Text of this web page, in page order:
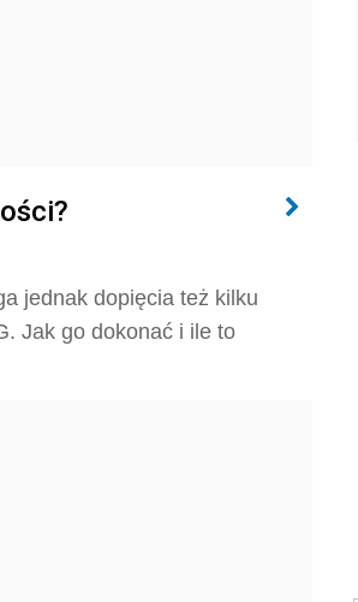
jednak dopięcia też kilku
Jak go dokonać i ile to